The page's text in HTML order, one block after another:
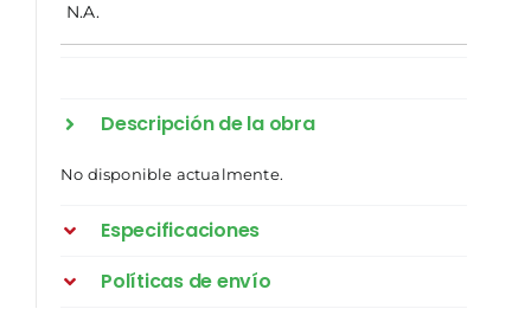
N.A.
Descripción de la obra
No disponible actualmente.
Especificaciones
Políticas de envío